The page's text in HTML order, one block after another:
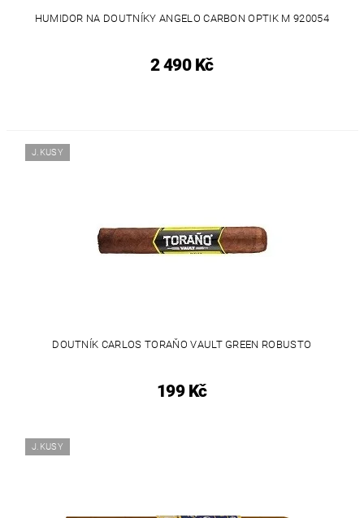
HUMIDOR NA DOUTNÍKY ANGELO CARBON OPTIK M 920054
2 490 Kč
J.KUSY
DOUTNÍK CARLOS TORAŇO VAULT GREEN ROBUSTO
199 Kč
J.KUSY